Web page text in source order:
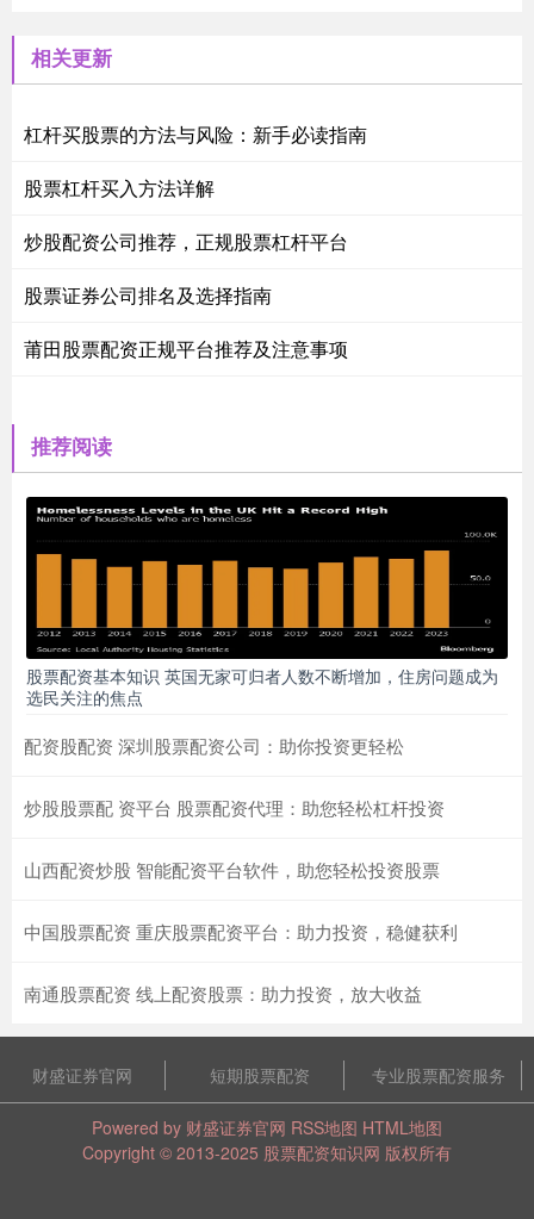
相关更新
杠杆买股票的方法与风险：新手必读指南
股票杠杆买入方法详解
炒股配资公司推荐，正规股票杠杆平台
股票证券公司排名及选择指南
莆田股票配资正规平台推荐及注意事项
推荐阅读
股票配资基本知识 英国无家可归者人数不断增加，住房问题成为
选民关注的焦点
配资股配资 深圳股票配资公司：助你投资更轻松
炒股股票配 资平台 股票配资代理：助您轻松杠杆投资
山西配资炒股 智能配资平台软件，助您轻松投资股票
中国股票配资 重庆股票配资平台：助力投资，稳健获利
南通股票配资 线上配资股票：助力投资，放大收益
财盛证券官网 短期股票配资 专业股票配资服务
Powered by 财盛证券官网 RSS地图 HTML地图
Copyright © 2013-2025 股票配资知识网 版权所有